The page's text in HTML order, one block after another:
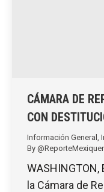
CÁMARA DE
CON
Información General
By
WASHINGTON,
la Cámara de